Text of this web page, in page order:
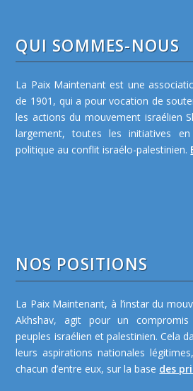
QUI SOMMES-NOUS
La Paix Maintenant est une
de 1901, qui a pour vocation de
les actions du mouvement israélien
largement, toutes les initiatives en
politique au conflit israélo-palestinien.
NOS POSITIONS
La Paix Maintenant, à l’instar du
Akhshav, agit pour un
peuples israélien et palestinien. Cela
leurs aspirations nationales
chacun d’entre eux, sur la base des